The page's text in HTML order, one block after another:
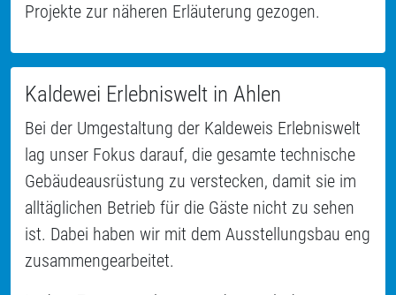
Projekte zur näheren Erläuterung gezogen.
Kaldewei Erlebniswelt in Ahlen
Bei der Umgestaltung der Kaldeweis Erlebniswelt
lag unser Fokus darauf, die gesamte technische
Gebäudeausrüstung zu verstecken, damit sie im
alltäglichen Betrieb für die Gäste nicht zu sehen
ist. Dabei haben wir mit dem Ausstellungsbau eng
zusammengearbeitet.